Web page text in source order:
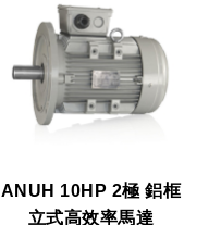
ANUH 10HP 2極 鋁框
立式高效率馬達